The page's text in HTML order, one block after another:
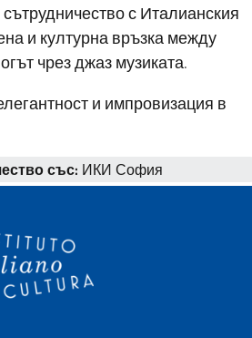
с Италианския
и културна връзка между
чрез джаз музиката.
и импровизация в
със: ИКИ София